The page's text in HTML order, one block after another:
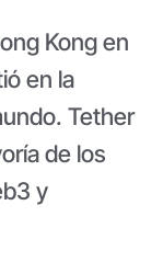
Kong en
en la
Tether
de los
y